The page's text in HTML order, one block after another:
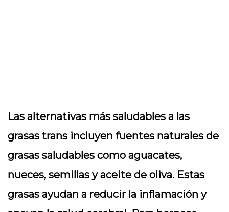
Las alternativas más saludables a las
grasas trans incluyen fuentes naturales de
grasas saludables como aguacates,
nueces, semillas y aceite de oliva. Estas
grasas ayudan a reducir la inflamación y